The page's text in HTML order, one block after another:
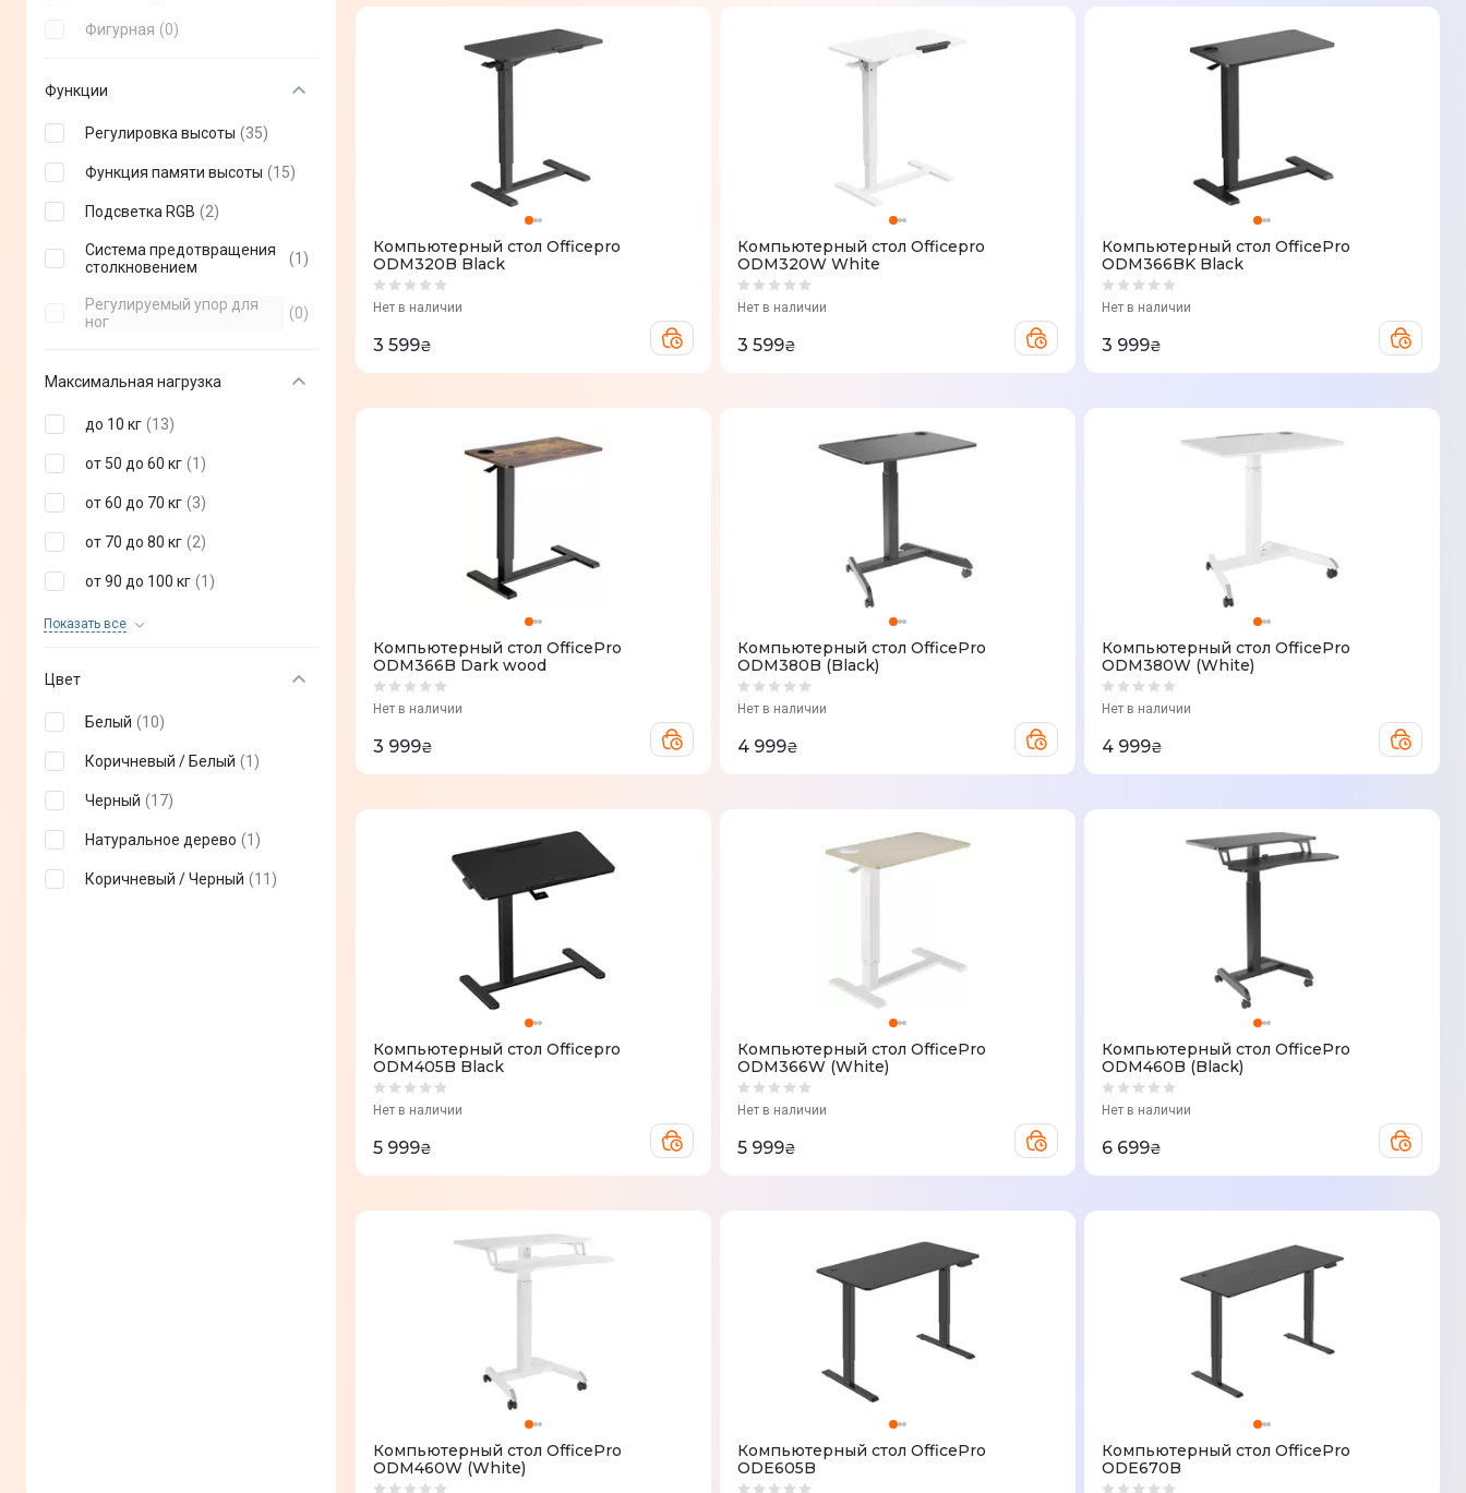
Фигурная (0)
Функции
Регулировка высоты (35)
Функция памяти высоты (15)
Подсветка RGB (2)
Система предотвращения
столкновением
(1 )
Регулируемый упор для
ног
(0)
Максимальная нагрузка
до 10 кг (13)
от 50 до 60 кг (1 )
от 60 до 70 кг (3)
от 70 до 80 кг (2)
от 90 до 100 кг (1 )
Показать всеот 80 до 90 кг
Цвет
Белый (10)
Коричневый / Белый (1 )
Черный (17)
Натуральное дерево (1 )
Коричневый / Черный (11 )
Компьютерный стол Officepro
ODM320B Black
Нет в наличии
3 599₴
Компьютерный стол Officepro
ODM320W White
Нет в наличии
3 599₴
Компьютерный стол OfficePro
ODM366BK Black
Нет в наличии
3 999₴
Компьютерный стол OfficePro
ODM366B Dark wood
Нет в наличии
3 999₴
Компьютерный стол OfficePro
ODM380B (Black)
Нет в наличии
4 999₴
Компьютерный стол OfficePro
ODM380W (White)
Нет в наличии
4 999₴
Компьютерный стол Officepro
ODM405B Black
Нет в наличии
5 999₴
Компьютерный стол OfficePro
ODM366W (White)
Нет в наличии
5 999₴
Компьютерный стол OfficePro
ODM460B (Black)
Нет в наличии
6 699₴
Компьютерный стол OfficePro
ODM460W (White)
Компьютерный стол OfficePro
ODE605B
Компьютерный стол OfficePro
ODE670B